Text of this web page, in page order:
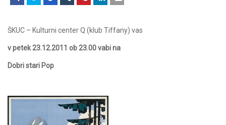
ŠKUC – Kulturni center Q (klub Tiffany) vas
v petek 23.12.2011 ob 23.00 vabi na
Dobri stari Pop